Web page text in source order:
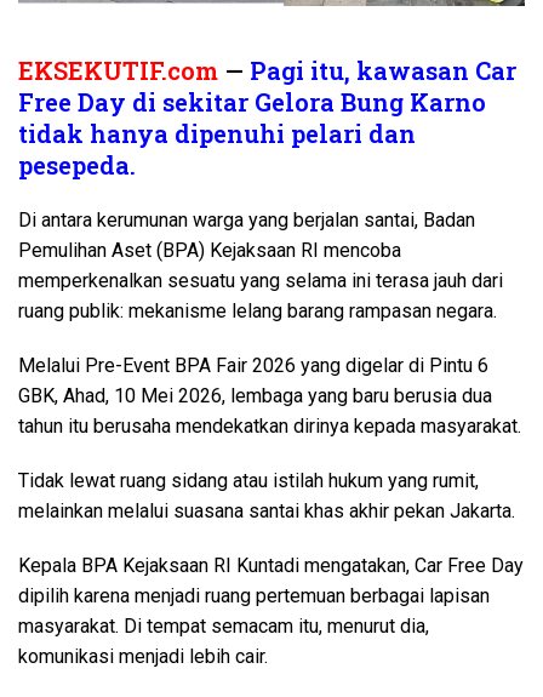
EKSEKUTIF.com — Pagi itu, kawasan Car
Free Day di sekitar Gelora Bung Karno
tidak hanya dipenuhi pelari dan
pesepeda.
Di antara kerumunan warga yang berjalan santai, Badan
Pemulihan Aset (BPA) Kejaksaan RI mencoba
memperkenalkan sesuatu yang selama ini terasa jauh dari
ruang publik: mekanisme lelang barang rampasan negara.
Melalui Pre-Event BPA Fair 2026 yang digelar di Pintu 6
GBK, Ahad, 10 Mei 2026, lembaga yang baru berusia dua
tahun itu berusaha mendekatkan dirinya kepada masyarakat.
Tidak lewat ruang sidang atau istilah hukum yang rumit,
melainkan melalui suasana santai khas akhir pekan Jakarta.
Kepala BPA Kejaksaan RI Kuntadi mengatakan, Car Free Day
dipilih karena menjadi ruang pertemuan berbagai lapisan
masyarakat. Di tempat semacam itu, menurut dia,
komunikasi menjadi lebih cair.